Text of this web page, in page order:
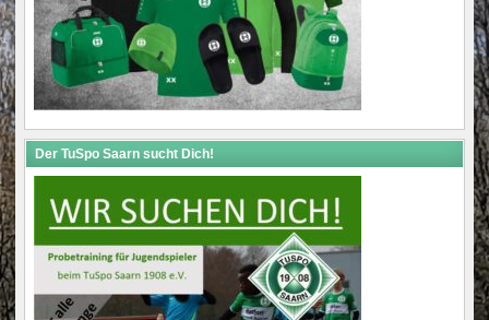
Der TuSpo Saarn sucht Dich!